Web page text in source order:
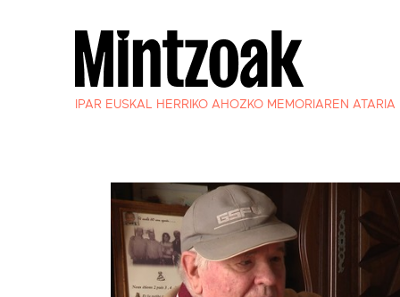
IPAR EUSKAL HERRIKO AHOZKO MEMORIAREN ATARIA